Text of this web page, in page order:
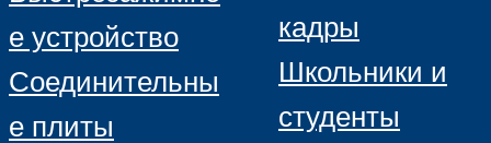
е устройство
Соединительны
е плиты
кадры
Школьники и
студенты